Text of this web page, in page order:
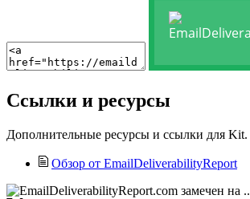
Ссылки и ресурсы
Дополнительные ресурсы и ссылки для Kit.
Обзор от EmailDeliverabilityReport